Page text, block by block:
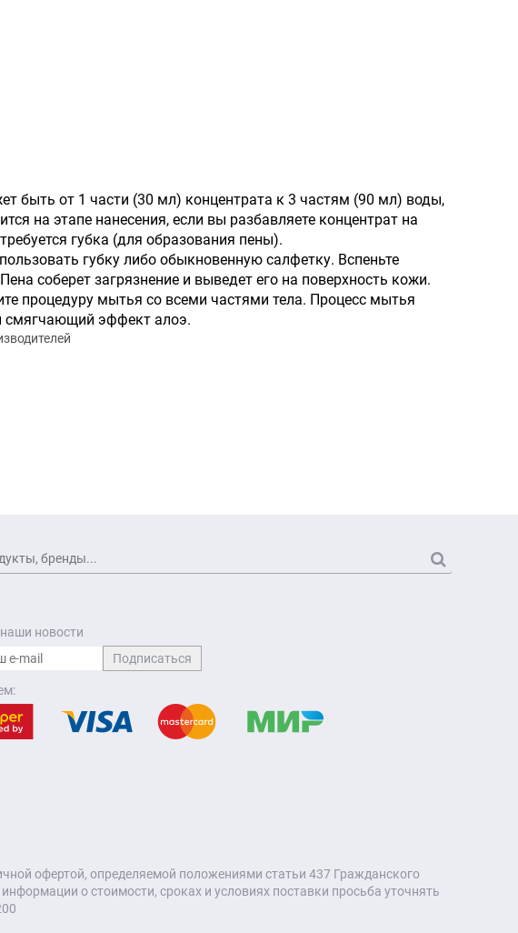
быть от 1 части (30 мл) концентрата к 3 частям (90 мл) воды,
на этапе нанесения, если вы разбавляете концентрат на
губка (для образования пены).
губку либо обыкновенную салфетку. Вспеньте
соберет загрязнение и выведет его на поверхность кожи.
процедуру мытья со всеми частями тела. Процесс мытья
смягчающий эффект алоэ.
новости
офертой, определяемой положениями статьи 437 Гражданского
о стоимости, сроках и условиях поставки просьба уточнять